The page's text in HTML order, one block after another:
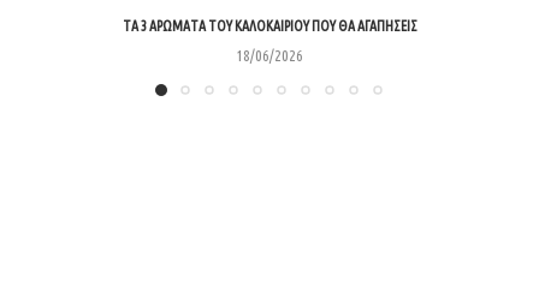
ΤΑ 3 ΑΡΏΜΑΤΑ ΤΟΥ ΚΑΛΟΚΑΙΡΙΟΎ ΠΟΥ ΘΑ ΑΓΑΠΉΣΕΙΣ
18/06/2026